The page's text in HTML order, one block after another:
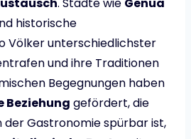
historische
Völker unterschiedlichster
und ihre Traditionen
Begegnungen haben
Beziehung gefördert, die
der Gastronomie spürbar ist,